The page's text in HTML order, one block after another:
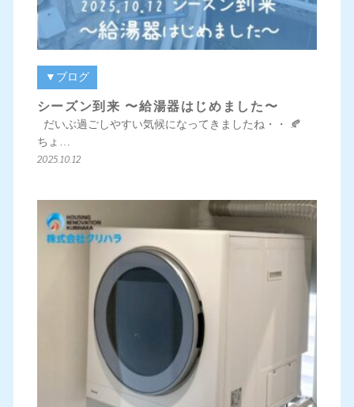
▼ブログ
シーズン到来 〜給湯器はじめました〜
だいぶ過ごしやすい気候になってきましたね・・ 🍂
ちょ…
2025.10.12